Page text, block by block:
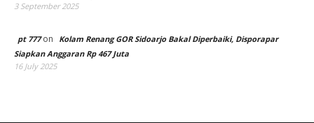
3 September 2025
pt 777on
Kolam Renang GOR Sidoarjo Bakal Diperbaiki, Disporapar
Siapkan Anggaran Rp 467 Juta
16 July 2025